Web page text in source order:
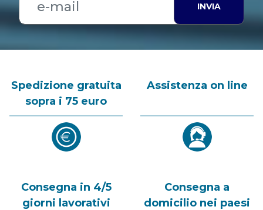
INVIA
Spedizione gratuita
sopra i 75 euro
Assistenza on line
Consegna in 4/5
giorni lavorativi
Consegna a
domicilio nei paesi